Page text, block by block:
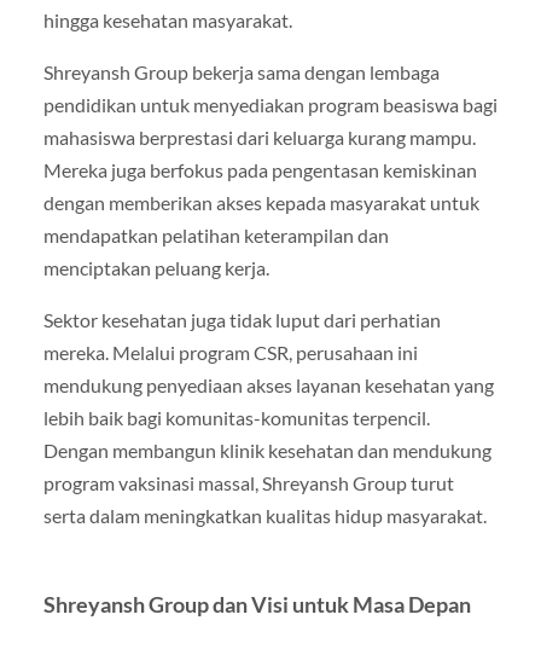
hingga kesehatan masyarakat.
Shreyansh Group bekerja sama dengan lembaga
pendidikan untuk menyediakan program beasiswa bagi
mahasiswa berprestasi dari keluarga kurang mampu.
Mereka juga berfokus pada pengentasan kemiskinan
dengan memberikan akses kepada masyarakat untuk
mendapatkan pelatihan keterampilan dan
menciptakan peluang kerja.
Sektor kesehatan juga tidak luput dari perhatian
mereka. Melalui program CSR, perusahaan ini
mendukung penyediaan akses layanan kesehatan yang
lebih baik bagi komunitas-komunitas terpencil.
Dengan membangun klinik kesehatan dan mendukung
program vaksinasi massal, Shreyansh Group turut
serta dalam meningkatkan kualitas hidup masyarakat.
Shreyansh Group dan Visi untuk Masa Depan